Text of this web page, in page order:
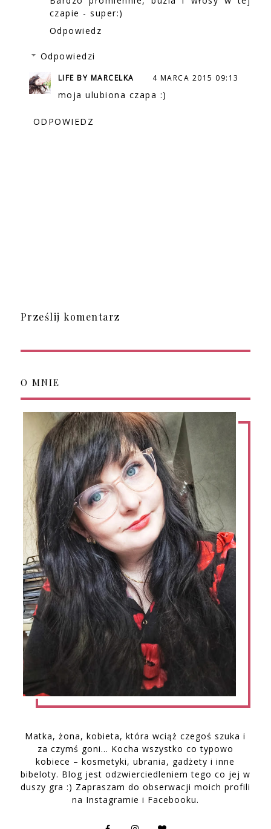
czapie - super:)
Odpowiedz
Odpowiedzi
LIFE BY MARCELKA 4 MARCA 2015 09:13
moja ulubiona czapa :)
ODPOWIEDZ
Prześlij komentarz
O MNIE
Matka, żona, kobieta, która wciąż czegoś szuka i
za czymś goni… Kocha wszystko co typowo
kobiece – kosmetyki, ubrania, gadżety i inne
bibeloty. Blog jest odzwierciedleniem tego co jej w
duszy gra :) Zapraszam do obserwacji moich profili
na Instagramie i Facebooku.